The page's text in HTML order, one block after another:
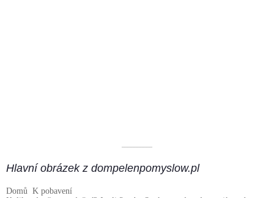
––––––––––
Hlavní obrázek z dompelenpomyslow.pl
Domů K pobavení